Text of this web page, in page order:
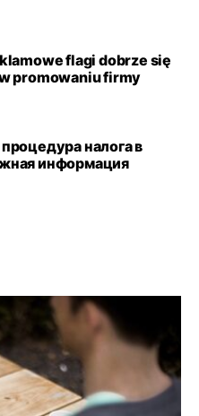
flagi dobrze się
promowaniu firmy
налога в
информация